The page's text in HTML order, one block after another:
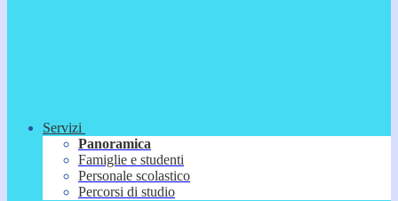
Servizi
Panoramica
Famiglie e studenti
Personale scolastico
Percorsi di studio